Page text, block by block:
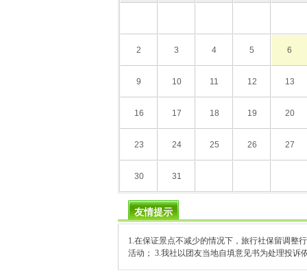
2 3 4 5 6
9 10 11 12 13
16 17 18 19 20
23 24 25 26 27
30 31
友情提示
1.在保证景点不减少的情况下，旅行社保留调整
活动； 3.我社以团友当地自填意见书为处理投诉